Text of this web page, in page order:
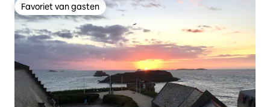
Favoriet van gasten
Favoriet van gasten